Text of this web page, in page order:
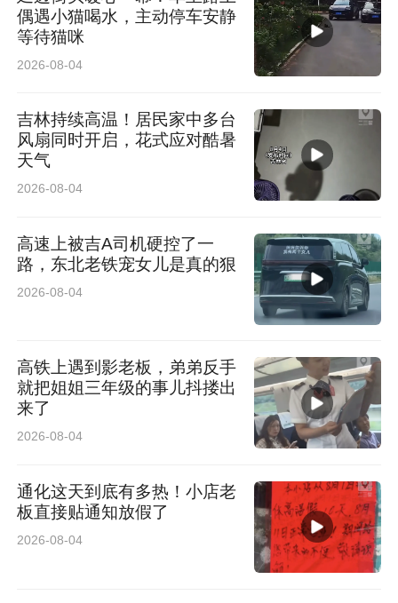
偶遇小猫喝水，主动停车安静
等待猫咪
2026-08-04
吉林持续高温！居民家中多台
风扇同时开启，花式应对酷暑
天气
2026-08-04
高速上被吉A司机硬控了一
路，东北老铁宠女儿是真的狠
2026-08-04
高铁上遇到影老板，弟弟反手
就把姐姐三年级的事儿抖搂出
来了
2026-08-04
通化这天到底有多热！小店老
板直接贴通知放假了
2026-08-04